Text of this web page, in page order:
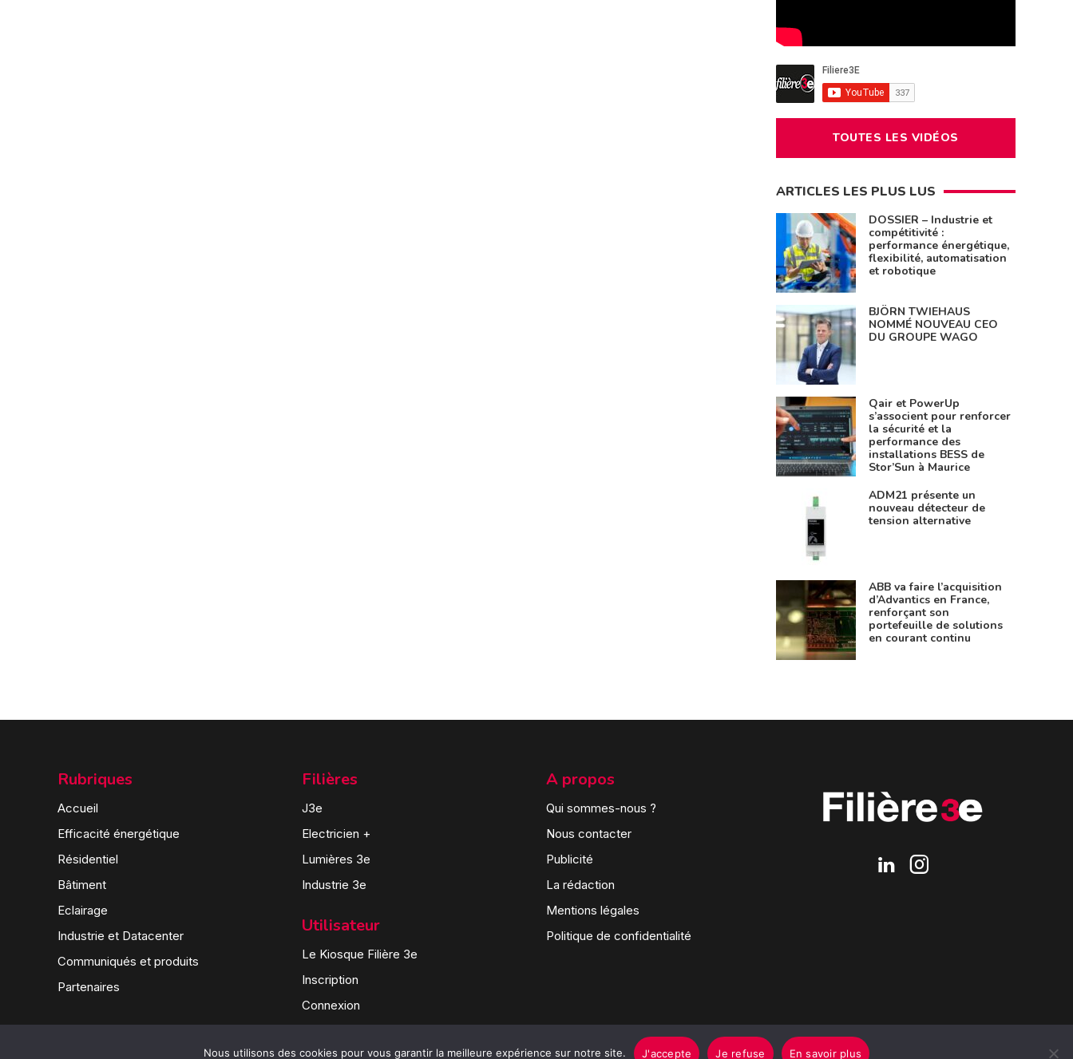
TOUTES LES VIDÉOS
ARTICLES LES PLUS LUS
DOSSIER – Industrie et
compétitivité :
performance énergétique,
flexibilité, automatisation
et robotique
BJÖRN TWIEHAUS
NOMMÉ NOUVEAU CEO
DU GROUPE WAGO
Qair et PowerUp
s’associent pour renforcer
la sécurité et la
performance des
installations BESS de
Stor’Sun à Maurice
ADM21 présente un
nouveau détecteur de
tension alternative
ABB va faire l’acquisition
d’Advantics en France,
renforçant son
portefeuille de solutions
en courant continu
Rubriques
Accueil
Efficacité énergétique
Résidentiel
Bâtiment
Eclairage
Industrie et Datacenter
Communiqués et produits
Partenaires
Filières
J3e
Electricien +
Lumières 3e
Industrie 3e
Utilisateur
Le Kiosque Filière 3e
Inscription
Connexion
A propos
Qui sommes-nous ?
Nous contacter
Publicité
La rédaction
Mentions légales
Politique de confidentialité
Nous utilisons des cookies pour vous garantir la meilleure expérience sur notre site. J'accepte Je refuse En savoir plus